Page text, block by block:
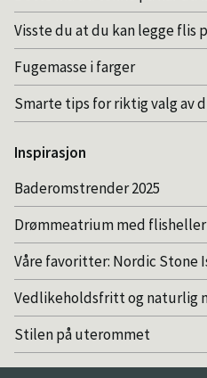
Visste du at du kan legge flis
Fugemasse i farger
Smarte tips for riktig valg av
Inspirasjon
Baderomstrender 2025
Drømmeatrium med flisheller
Våre favoritter: Nordic Stone
Vedlikeholdsfritt og naturlig
Stilen på uterommet